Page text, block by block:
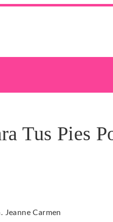
Tus Pies
Jeanne Carmen